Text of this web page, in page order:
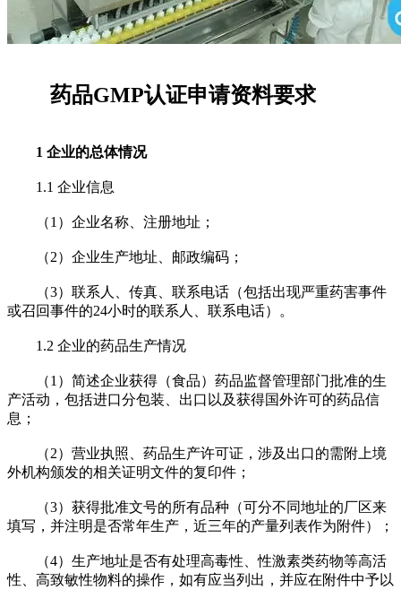
药品GMP认证申请资料要求
1 企业的总体情况
1.1 企业信息
（1）企业名称、注册地址；
（2）企业生产地址、邮政编码；
（3）联系人、传真、联系电话（包括出现严重药害事件
或召回事件的24小时的联系人、联系电话）。
1.2 企业的药品生产情况
（1）简述企业获得（食品）药品监督管理部门批准的生
产活动，包括进口分包装、出口以及获得国外许可的药品信
息；
（2）营业执照、药品生产许可证，涉及出口的需附上境
外机构颁发的相关证明文件的复印件；
（3）获得批准文号的所有品种（可分不同地址的厂区来
填写，并注明是否常年生产，近三年的产量列表作为附件）；
（4）生产地址是否有处理高毒性、性激素类药物等高活
性、高致敏性物料的操作，如有应当列出，并应在附件中予以